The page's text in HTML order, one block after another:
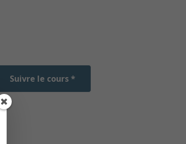
Suivre le cours *